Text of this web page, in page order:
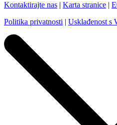
Kontaktirajte nas | Karta stranice |
Politika privatnosti | Usklađenost s